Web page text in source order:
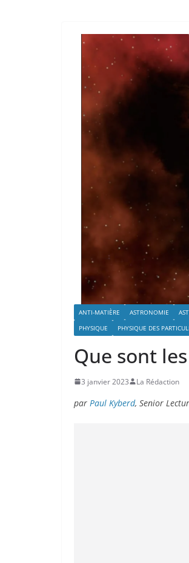
ANTI-MATIÈRE ASTRONOMIE
PHYSIQUE
PHYSIQUE DES
Que sont
3 janvier 2023 La Rédaction
par Paul Kyberd, Senior